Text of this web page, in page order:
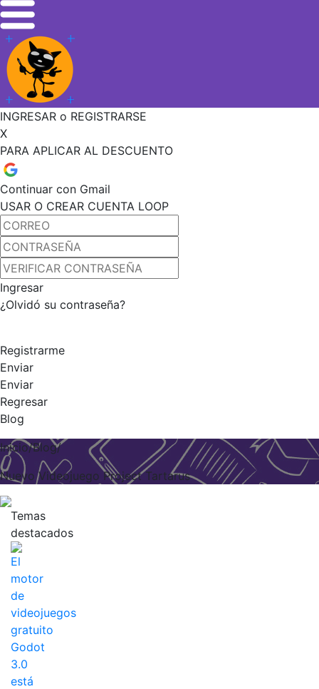
INGRESAR o REGISTRARSE
X
PARA APLICAR AL DESCUENTO
Continuar con Gmail
USAR O CREAR CUENTA LOOP
Ingresar
¿Olvidó su contraseña?
Registrarme
Enviar
Enviar
Regresar
Blog
Inicio/Blog/
Nuevo Videojuego Project Tartarus
Temas
destacados
El
motor
de
videojuegos
gratuito
Godot
3.0
está